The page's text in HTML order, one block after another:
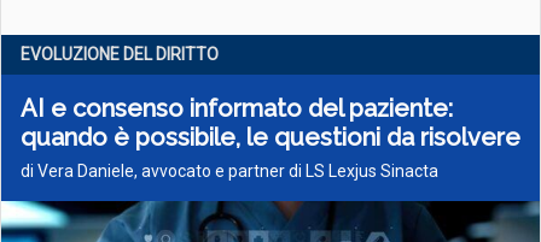
EVOLUZIONE DEL DIRITTO
AI e consenso informato del paziente:
quando è possibile, le questioni da risolvere
di Vera Daniele, avvocato e partner di LS Lexjus Sinacta